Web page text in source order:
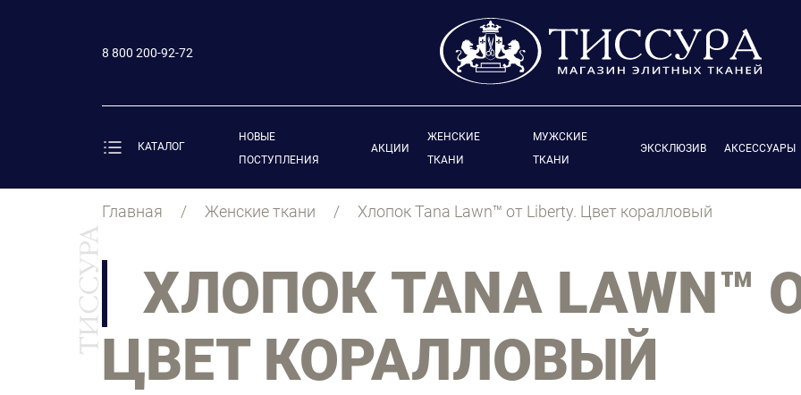
8 800 200-92-72
КАТАЛОГ
НОВЫЕ
ПОСТУПЛЕНИЯ
АКЦИИ
ЖЕНСКИЕ
ТКАНИ
МУЖСКИЕ
ТКАНИ
ЭКСКЛЮЗИВ АКСЕССУАРЫ
Главная Женские ткани Хлопок Tana Lawn™ от Liberty. Цвет коралловый
ХЛОПОК TANA LAWN™
ЦВЕТ КОРАЛЛОВЫЙ